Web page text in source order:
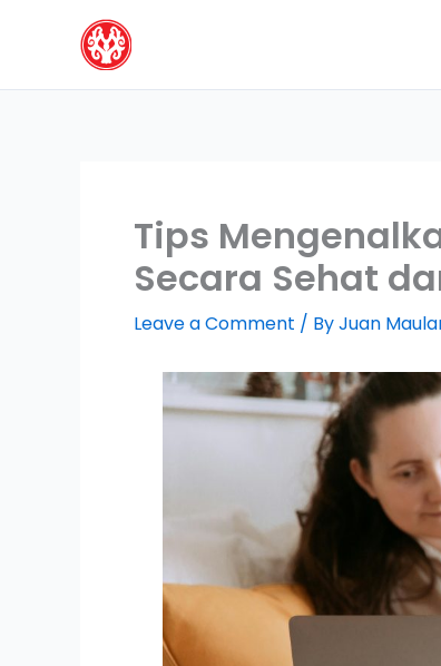
Tips
Secara Sehat
Leave a Comment / ByJuan